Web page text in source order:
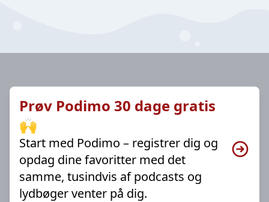
Prøv Podimo 30 dage gratis
🙌
Start med Podimo – registrer dig og
opdag dine favoritter med det
samme, tusindvis af podcasts og
lydbøger venter på dig.